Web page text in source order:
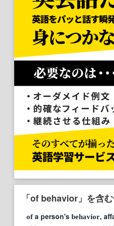
「of behavior」を含
ofa person's behavior,